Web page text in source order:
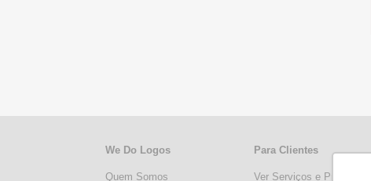
We Do Logos
Quem Somos
Para Clientes
Ver Serviços e Preços